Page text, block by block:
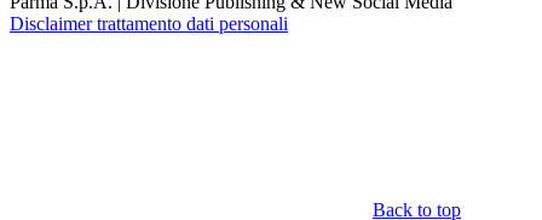
Disclaimer trattamento dati personali
Back to top